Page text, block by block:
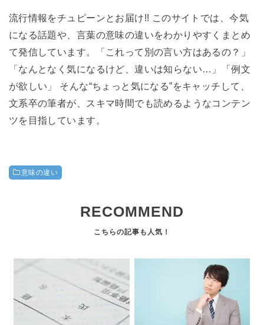
流行情報をチュピーンとお届け!! このサイトでは、今気
になる話題や、言葉の意味の違いをわかりやすくまとめ
て発信しています。「これって別の言い方はあるの？」
「なんとなく気になるけど、違いは知らない…」「例文
が欲しい」 そんな“ちょっと気になる”をキャッチして、
文系卒の筆者が、スキマ時間でも読めるようなコンテン
ツを目指しています。
意味の違い
RECOMMEND